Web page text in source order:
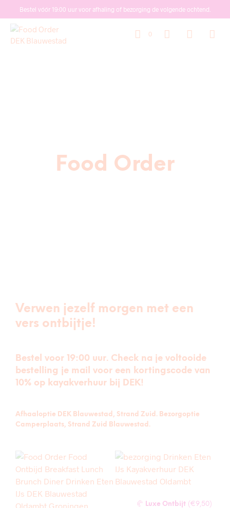
Bestel vóór 19:00 uur voor afhaling of bezorging de volgende ochtend.
0
Food Order
Verwen jezelf morgen met een
vers ontbijtje!
Bestel voor 19:00 uur. Check na je voltooide
bestelling je mail voor een kortingscode van
10% op kayakverhuur bij DEK!
Afhaaloptie DEK Blauwestad, Strand Zuid. Bezorgoptie
Camperplaats, Strand Zuid Blauwestad.
🥐 Luxe Ontbijt(€9,50)